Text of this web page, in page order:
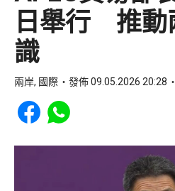
日舉行 推動
識
兩岸, 國際 發佈 09.05.2026 20:28
Share to Facebook
Share to WhatsApp